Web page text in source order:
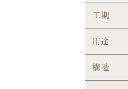
工期
用途
構造